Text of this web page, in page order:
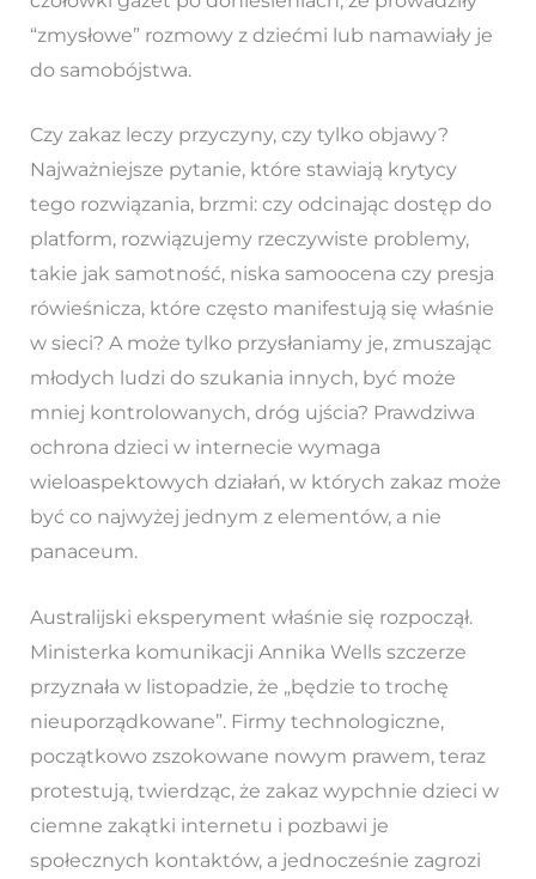
“zmysłowe” rozmowy z dziećmi lub namawiały je
do samobójstwa.
Czy zakaz leczy przyczyny, czy tylko objawy?
Najważniejsze pytanie, które stawiają krytycy
tego rozwiązania, brzmi: czy odcinając dostęp do
platform, rozwiązujemy rzeczywiste problemy,
takie jak samotność, niska samoocena czy presja
rówieśnicza, które często manifestują się właśnie
w sieci? A może tylko przysłaniamy je, zmuszając
młodych ludzi do szukania innych, być może
mniej kontrolowanych, dróg ujścia? Prawdziwa
ochrona dzieci w internecie wymaga
wieloaspektowych działań, w których zakaz może
być co najwyżej jednym z elementów, a nie
panaceum.
Australijski eksperyment właśnie się rozpoczął.
Ministerka komunikacji Annika Wells szczerze
przyznała w listopadzie, że „będzie to trochę
nieuporządkowane”. Firmy technologiczne,
początkowo zszokowane nowym prawem, teraz
protestują, twierdząc, że zakaz wypchnie dzieci w
ciemne zakątki internetu i pozbawi je
społecznych kontaktów, a jednocześnie zagrozi